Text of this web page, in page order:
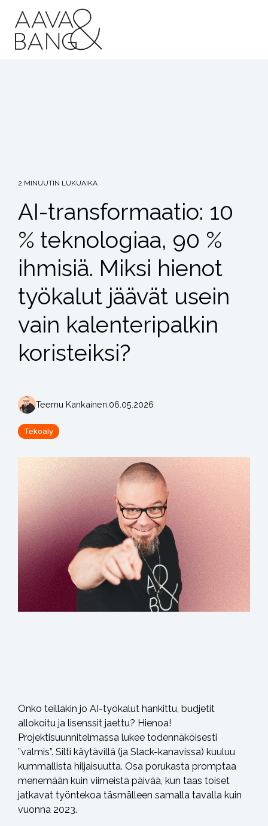
suoraan
sisältöön
2 MINUUTIN LUKUAIKA
AI-transformaatio: 10
% teknologiaa, 90 %
ihmisiä. Miksi hienot
työkalut jäävät usein
vain kalenteripalkin
koristeiksi?
Teemu Kankainen:06.05.2026
Tekoäly
Onko teilläkin jo AI-työkalut hankittu, budjetit
allokoitu ja lisenssit jaettu? Hienoa!
Projektisuunnitelmassa lukee todennäköisesti
”valmis”. Silti käytävillä (ja Slack-kanavissa) kuuluu
kummallista hiljaisuutta. Osa porukasta promptaa
menemään kuin viimeistä päivää, kun taas toiset
jatkavat työntekoa täsmälleen samalla tavalla kuin
vuonna 2023.